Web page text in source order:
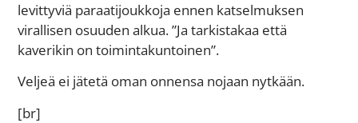
levittyviä paraatijoukkoja ennen katselmuksen
virallisen osuuden alkua. ”Ja tarkistakaa että
kaverikin on toimintakuntoinen”.
Veljeä ei jätetä oman onnensa nojaan nytkään.
[br]